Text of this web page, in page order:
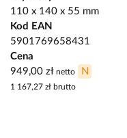
110 x 140 x 55 mm
Kod EAN
5901769658431
Cena
949,00 zł netto N
1 167,27 zł brutto